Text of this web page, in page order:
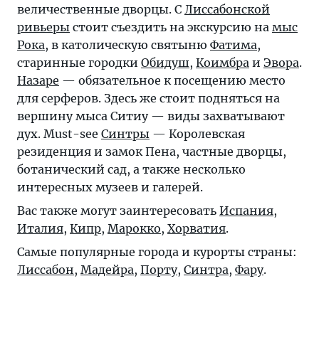
величественные дворцы. С Лиссабонской
ривьеры стоит съездить на экскурсию на мыс
Рока, в католическую святыню Фатима,
старинные городки Обидуш, Коимбра и Эвора.
Назаре — обязательное к посещению место
для серферов. Здесь же стоит подняться на
вершину мыса Ситиу — виды захватывают
дух. Must-see Синтры — Королевская
резиденция и замок Пена, частные дворцы,
ботанический сад, а также несколько
интересных музеев и галерей.
Вас также могут заинтересовать Испания,
Италия, Кипр, Марокко, Хорватия.
Самые популярные города и курорты страны:
Лиссабон, Мадейра, Порту, Синтра, Фару.